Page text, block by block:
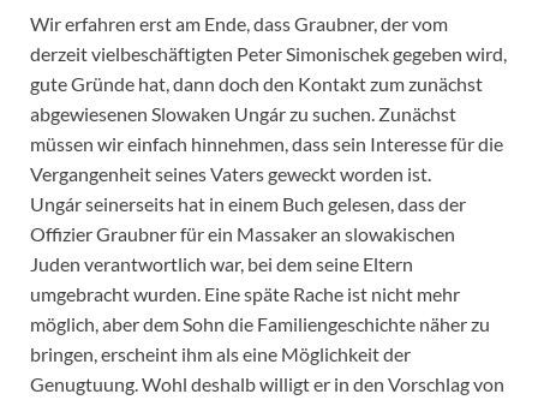
Wir erfahren erst am Ende, dass Graubner, der vom
derzeit vielbeschäftigten Peter Simonischek gegeben wird,
gute Gründe hat, dann doch den Kontakt zum zunächst
abgewiesenen Slowaken Ungár zu suchen. Zunächst
müssen wir einfach hinnehmen, dass sein Interesse für die
Vergangenheit seines Vaters geweckt worden ist.
Ungár seinerseits hat in einem Buch gelesen, dass der
Offizier Graubner für ein Massaker an slowakischen
Juden verantwortlich war, bei dem seine Eltern
umgebracht wurden. Eine späte Rache ist nicht mehr
möglich, aber dem Sohn die Familiengeschichte näher zu
bringen, erscheint ihm als eine Möglichkeit der
Genugtuung. Wohl deshalb willigt er in den Vorschlag von